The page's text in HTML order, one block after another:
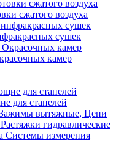
сжатого воздуха
сушек
камер
для стапелей
вытяжные, Цепи
Растяжки гидравлические
Системы измерения